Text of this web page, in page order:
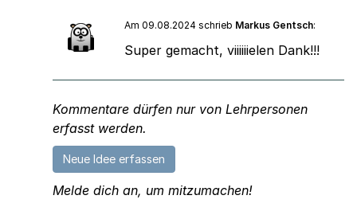
Am 09.08.2024 schrieb Markus Gentsch:
Super gemacht, viiiiiielen Dank!!!
Kommentare dürfen nur von Lehrpersonen
erfasst werden.
Neue Idee erfassen
Melde dich an, um mitzumachen!